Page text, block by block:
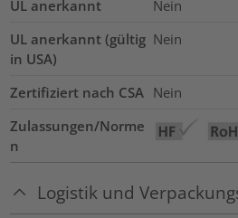
UL anerkannt
Nein
UL anerkannt (gültig
in USA)
Nein
Zertifiziert nach CSA Nein
Zulassungen/Norme
n
Logistik und